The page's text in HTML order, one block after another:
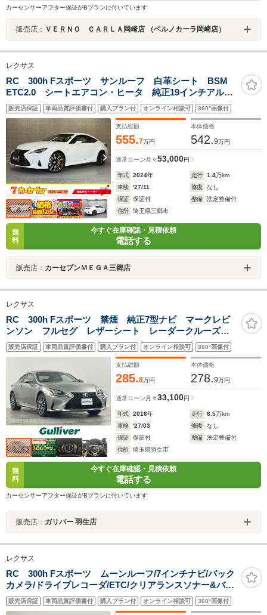
カーセンサーアフター保証がBプランに付いています
販売店： ＶＥＲＮＯ ＣＡＲＬＡ岡崎店 （ベルノカーラ岡崎店）
レクサス
RC 300h Fスポーツ サンルーフ 白革シート BSM
ETC2.0 シートエアコン・ヒータ 純正19インチアル
ミ オレンジキャリパー ドライブレコーダ前後 純ナ
ビ フルセグ Bluetooth接続可 CD・DVD再生可 衝
突軽減 パワーシート
販売店保証 車両品質評価書付 購入プラン付 オンライン相談可 360°画像付
支払総額
555.7万円
本体価格
542.9万円
通常ローン 月々53,000円
年式 2024年 走行 1.4万km
車検
'27/11 修復
なし
保証
保証付 整備
法定整備付
住所
埼玉県三郷市
無
料
今すぐ在庫確認・見積依頼
電話する
販売店： カーセブンＭＥＧＡ三郷店
レクサス
RC 300h Fスポーツ 禁煙 純正7型ナビ マークレビ
ンソン フルセグ レザーシート レーダークルーズ
温シート ベンチレーション バックカメラ ドラレ
コ 三眼ヘッドライト 電動リアゲート パドルシフ
販売店保証 車両品質評価書付 購入プラン付 オンライン相談可 360°画像付
支払総額
285.8万円
本体価格
278.9万円
通常ローン 月々33,100円
年式 2016年 走行 6.5万km
車検
'27/03 修復
なし
保証
保証付 整備
法定整備付
住所
埼玉県羽生市
無
料
今すぐ在庫確認・見積依頼
電話する
カーセンサーアフター保証がBプランに付いています
販売店： ガリバー 羽生店
レクサス
RC 300h Fスポーツ ムーンルーフ/7インチナビ/バック
カメラ/ドライブレコーダ/ETC/クリアランスソナー&バッ
クソナー/赤本革シート/ブラインドスポットモニター/衝突
被害軽減/レーダークルコン/冷暖シート/パワーシート
販売店保証 車両品質評価書付 購入プラン付 オンライン相談可 360°画像付